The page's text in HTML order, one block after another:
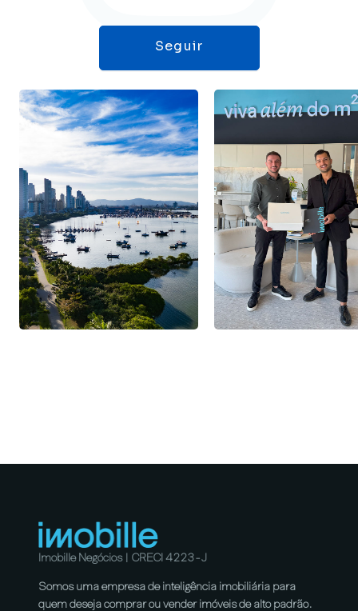
Seguir
Imobille Negócios | CRECI 4223-J
Somos uma empresa de inteligência imobiliária para
quem deseja comprar ou vender imóveis de alto padrão.